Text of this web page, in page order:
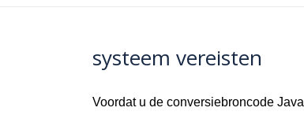
systeem vereisten
Voordat u de conversiebroncode